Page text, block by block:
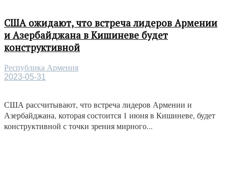
США ожидают, что встреча лидеров Армении
и Азербайджана в Кишиневе будет
конструктивной
Республика Армения
2023-05-31
США рассчитывают, что встреча лидеров Армении и
Азербайджана, которая состоится 1 июня в Кишиневе, будет
конструктивной с точки зрения мирного...